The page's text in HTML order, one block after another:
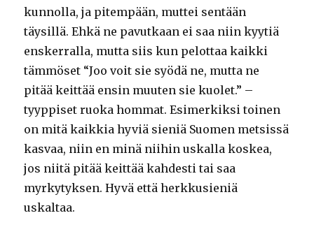
kunnolla, ja pitempään, muttei sentään
täysillä. Ehkä ne pavutkaan ei saa niin kyytiä
enskerralla, mutta siis kun pelottaa kaikki
tämmöset “Joo voit sie syödä ne, mutta ne
pitää keittää ensin muuten sie kuolet.” –
tyyppiset ruoka hommat. Esimerkiksi toinen
on mitä kaikkia hyviä sieniä Suomen metsissä
kasvaa, niin en minä niihin uskalla koskea,
jos niitä pitää keittää kahdesti tai saa
myrkytyksen. Hyvä että herkkusieniä
uskaltaa.